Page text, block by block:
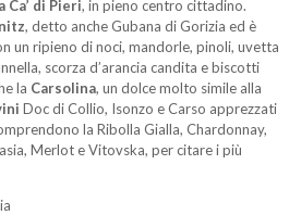
di Pieri, in pieno centro cittadino.
, detto anche Gubana di Gorizia ed è
un ripieno di noci, mandorle, pinoli, uvetta
scorza d’arancia candita e biscotti
la Carsolina, un dolce molto simile alla
Doc di Collio, Isonzo e Carso apprezzati
la Ribolla Gialla, Chardonnay,
Merlot e Vitovska, per citare i più